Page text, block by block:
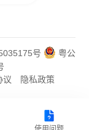
号
粤公
议 隐私政策